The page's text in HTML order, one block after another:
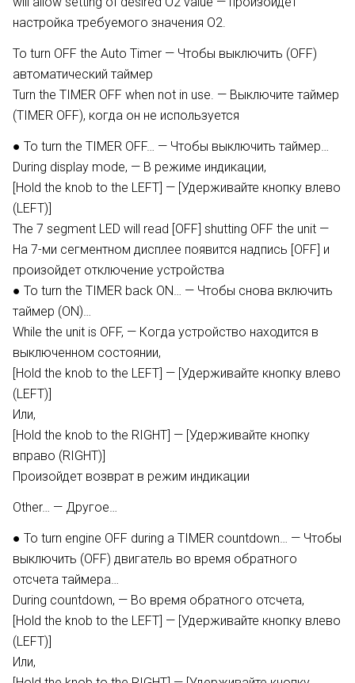
настройка требуемого значения O2.
To turn OFF the Auto Timer — Чтобы выключить (OFF)
автоматический таймер
Turn the TIMER OFF when not in use. — Выключите таймер
(TIMER OFF), когда он не используется
● To turn the TIMER OFF… — Чтобы выключить таймер…
During display mode, — В режиме индикации,
[Hold the knob to the LEFT] — [Удерживайте кнопку влево
(LEFT)]
The 7 segment LED will read [OFF] shutting OFF the unit —
На 7-ми сегментном дисплее появится надпись [OFF] и
произойдет отключение устройства
● To turn the TIMER back ON… — Чтобы снова включить
таймер (ON)…
While the unit is OFF, — Когда устройство находится в
выключенном состоянии,
[Hold the knob to the LEFT] — [Удерживайте кнопку влево
(LEFT)]
Или,
[Hold the knob to the RIGHT] — [Удерживайте кнопку
вправо (RIGHT)]
Произойдет возврат в режим индикации
Other… — Другое…
● To turn engine OFF during a TIMER countdown… — Чтобы
выключить (OFF) двигатель во время обратного
отсчета таймера…
During countdown, — Во время обратного отсчета,
[Hold the knob to the LEFT] — [Удерживайте кнопку влево
(LEFT)]
Или,